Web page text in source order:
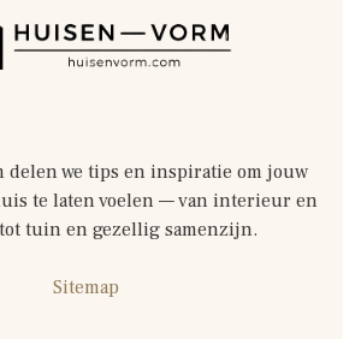
delen we tips en inspiratie om jouw
te laten voelen — van interieur en
tuin en gezellig samenzijn.
Sitemap